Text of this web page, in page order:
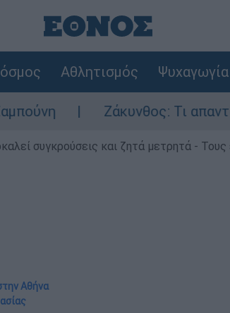
Αθλητισμός Ψυχαγωγία
Ζάκυνθος: Τι απαντά η ΕΛΑΣ
συγκρούσεις και ζητά μετρητά -
Αθήνα